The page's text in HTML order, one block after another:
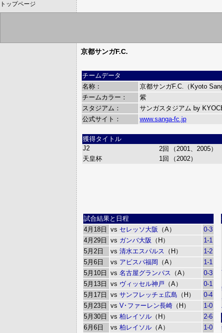
トップページ
京都サンガF.C.
チームデータ
名称：
京都サンガF.C.（Kyoto
チームカラー：
紫
スタジアム：
サンガスタジアム by
公式サイト：
www.sanga-fc.jp
獲得タイトル
J2
2回
（2001、2005）
天皇杯
1回 （2002）
試合結果と日程
4月18日
vs セレッソ大阪 （A）
0-3
4月29日
vs ガンバ大阪 （H）
1-1
5月2日
vs 清水エスパルス （H）
1-2
5月6日
vs アビスパ福岡 （A）
1-1
5月10日
vs 名古屋グランパス （A）
0-3
5月13日
vs ヴィッセル神戸 （A）
0-1
5月17日
vs サンフレッチェ広島 （H）
0-4
5月23日
vs V･ファーレン長崎 （H）
1-0
5月30日
vs 柏レイソル （H）
2-6
6月6日
vs 柏レイソル （A）
1-0